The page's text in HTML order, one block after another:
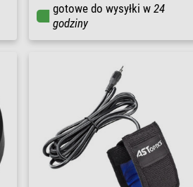
gotowe do wysyłki w 24
godziny